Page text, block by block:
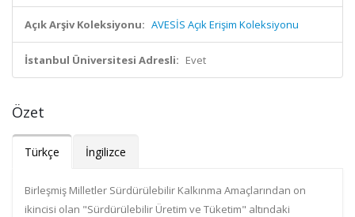
Açık Arşiv Koleksiyonu: AVESİS Açık Erişim Koleksiyonu
İstanbul Üniversitesi Adresli: Evet
Özet
Türkçe İngilizce
Birleşmiş Milletler Sürdürülebilir Kalkınma Amaçlarından on
ikincisi olan "Sürdürülebilir Üretim ve Tüketim" altındaki